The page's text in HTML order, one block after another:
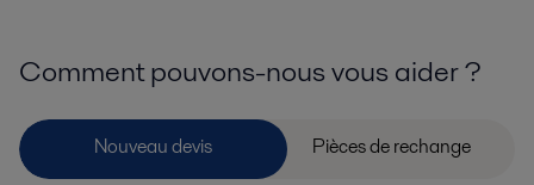
Comment pouvons-nous vous aider ?